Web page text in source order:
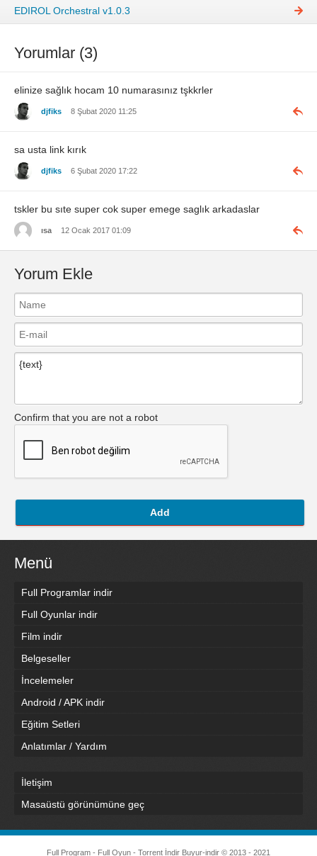
EDIROL Orchestral v1.0.3
Yorumlar (3)
elinize sağlık hocam 10 numarasınız tşkkrler
djfiks 8 Şubat 2020 11:25
sa usta link kırık
djfiks 6 Şubat 2020 17:22
tskler bu sıte super cok super emege saglık arkadaslar
ısa 12 Ocak 2017 01:09
Yorum Ekle
Confirm that you are not a robot
Add
Menü
Full Programlar indir
Full Oyunlar indir
Film indir
Belgeseller
İncelemeler
Android / APK indir
Eğitim Setleri
Anlatımlar / Yardım
İletişim
Masaüstü görünümüne geç
Full Program - Full Oyun - Torrent İndir Buyur-indir © 2013 - 2021